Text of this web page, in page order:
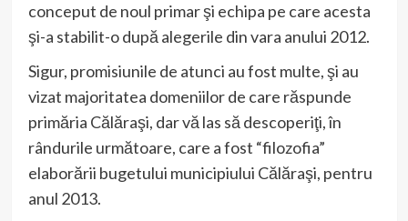
conceput de noul primar şi echipa pe care acesta
şi-a stabilit-o după alegerile din vara anului 2012.
Sigur, promisiunile de atunci au fost multe, şi au
vizat majoritatea domeniilor de care răspunde
primăria Călăraşi, dar vă las să descoperiţi, în
rândurile următoare, care a fost “filozofia”
elaborării bugetului municipiului Călăraşi, pentru
anul 2013.